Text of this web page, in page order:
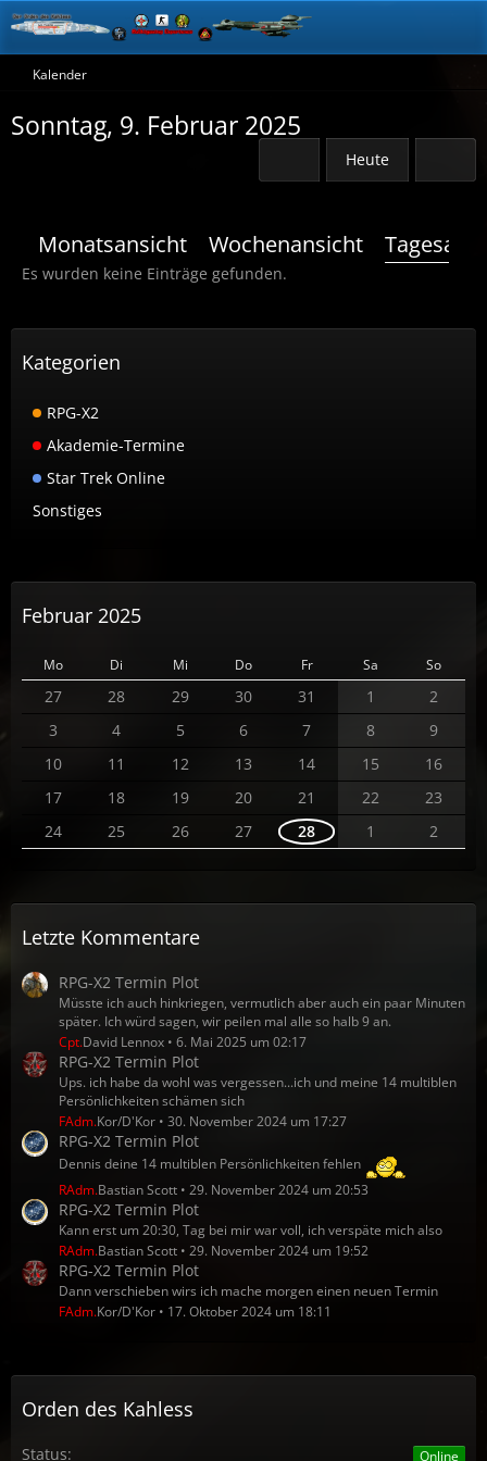
Kalender
Sonntag, 9. Februar 2025
Heute
Monatsansicht Wochenansicht
Es wurden keine Einträge gefunden.
Kategorien
RPG-X2
Akademie-Termine
Star Trek Online
Sonstiges
Februar 2025
Mo Di Mi Do Fr Sa So
27 28 29 30 31 1
2
3
4 5 6 7 8
9
10
11 12 13 14 15
16
17
18 19 20 21 22
23
24
25 26 27 28 1 2
Letzte Kommentare
RPG-X2 Termin Plot
Müsste ich auch hinkriegen, vermutlich aber auch ein paar Minuten
später. Ich würd sagen, wir peilen mal alle so halb 9 an.
Cpt.David Lennox 6. Mai 2025 um 02:17
RPG-X2 Termin Plot
Ups. ich habe da wohl was vergessen...ich und meine 14 multiblen
Persönlichkeiten schämen sich
FAdm.Kor/D'Kor 30. November 2024 um 17:27
RPG-X2 Termin Plot
Dennis deine 14 multiblen Persönlichkeiten fehlen
RAdm.Bastian Scott 29. November 2024 um 20:53
RPG-X2 Termin Plot
Kann erst um 20:30, Tag bei mir war voll, ich verspäte mich also
RAdm.Bastian Scott 29. November 2024 um 19:52
RPG-X2 Termin Plot
Dann verschieben wirs ich mache morgen einen neuen Termin
FAdm.Kor/D'Kor 17. Oktober 2024 um 18:11
Orden des Kahless
Status: Online